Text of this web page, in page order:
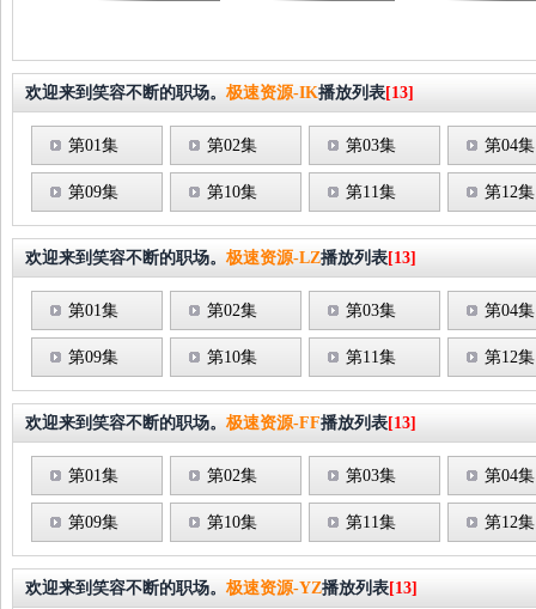
欢迎来到笑容不断的职场。极速资源-IK播放列表[13]
第01集 第02集 第03集 第04集
第09集 第10集 第11集 第12集
欢迎来到笑容不断的职场。极速资源-LZ播放列表[13]
第01集 第02集 第03集 第04集
第09集 第10集 第11集 第12集
欢迎来到笑容不断的职场。极速资源-FF播放列表[13]
第01集 第02集 第03集 第04集
第09集 第10集 第11集 第12集
欢迎来到笑容不断的职场。极速资源-YZ播放列表[13]